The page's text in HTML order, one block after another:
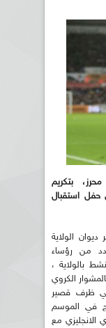
بتكريم
حفل استقبال
الولاية
من رؤساء
بالولاية ،
الكروي
في ظرف قصير
في الموسم
الانجليزي مع